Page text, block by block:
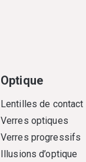
Optique
Lentilles de contact
Verres optiques
Verres progressifs
Illusions d’optique